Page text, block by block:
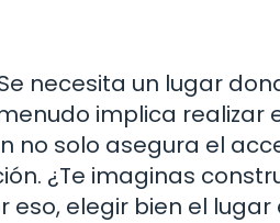
necesita un lugar
implica realizar
no solo asegura el
¿Te imaginas
elegir bien el lugar